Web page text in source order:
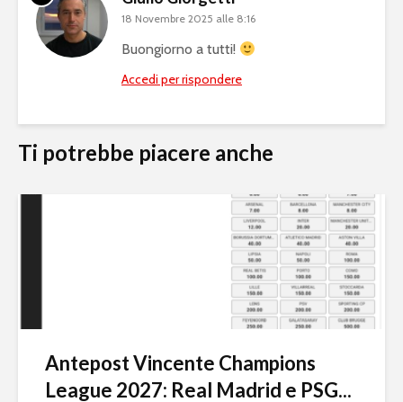
18 Novembre 2025 alle 8:16
Buongiorno a tutti!
Accedi per rispondere
Ti potrebbe piacere anche
Antepost Vincente Champions
League 2027: Real Madrid e PSG...